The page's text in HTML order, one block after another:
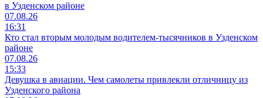
в Узденском районе
07.08.26
16:31
Кто стал вторым молодым водителем-тысячников в Узденском
районе
07.08.26
15:33
Девушка в авиации. Чем самолеты привлекли отличницу из
Узденского района